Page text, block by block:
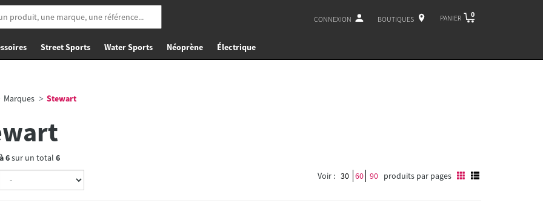
CONNEXION BOUTIQUES PANIER 0
Street Sports Water Sports Néoprène Électrique
Marques Stewart
6sur un total 6
Voir : 30 60 90 produits par pages